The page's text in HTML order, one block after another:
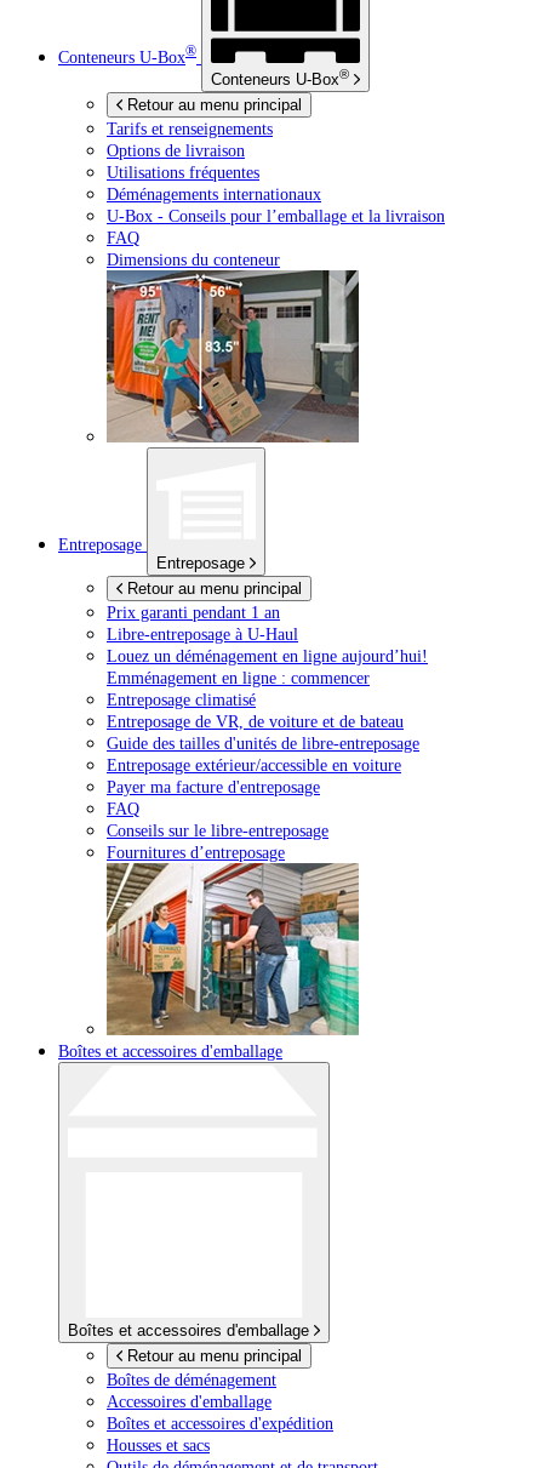
Conteneurs U-Box®
Conteneurs U-Box®
Retour au menu principal
Tarifs et renseignements
Options de livraison
Utilisations fréquentes
Déménagements internationaux
U-Box - Conseils pour l’emballage et la livraison
FAQ
Dimensions du conteneur
Entreposage
Entreposage
Retour au menu principal
Prix garanti pendant 1 an
Libre-entreposage à U-Haul
Louez un déménagement en ligne aujourd’hui!
Emménagement en ligne : commencer
Entreposage climatisé
Entreposage de VR, de voiture et de bateau
Guide des tailles d'unités de libre-entreposage
Entreposage extérieur/accessible en voiture
Payer ma facture d'entreposage
FAQ
Conseils sur le libre-entreposage
Fournitures d’entreposage
Boîtes et accessoires d'emballage
Boîtes et accessoires d'emballage
Retour au menu principal
Boîtes de déménagement
Accessoires d'emballage
Boîtes et accessoires d'expédition
Housses et sacs